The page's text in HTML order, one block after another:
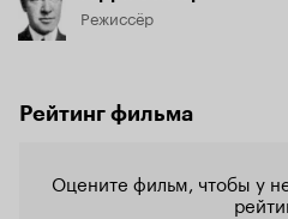
Режиссёр
Рейтинг фильма
Оцените фильм, чтобы у